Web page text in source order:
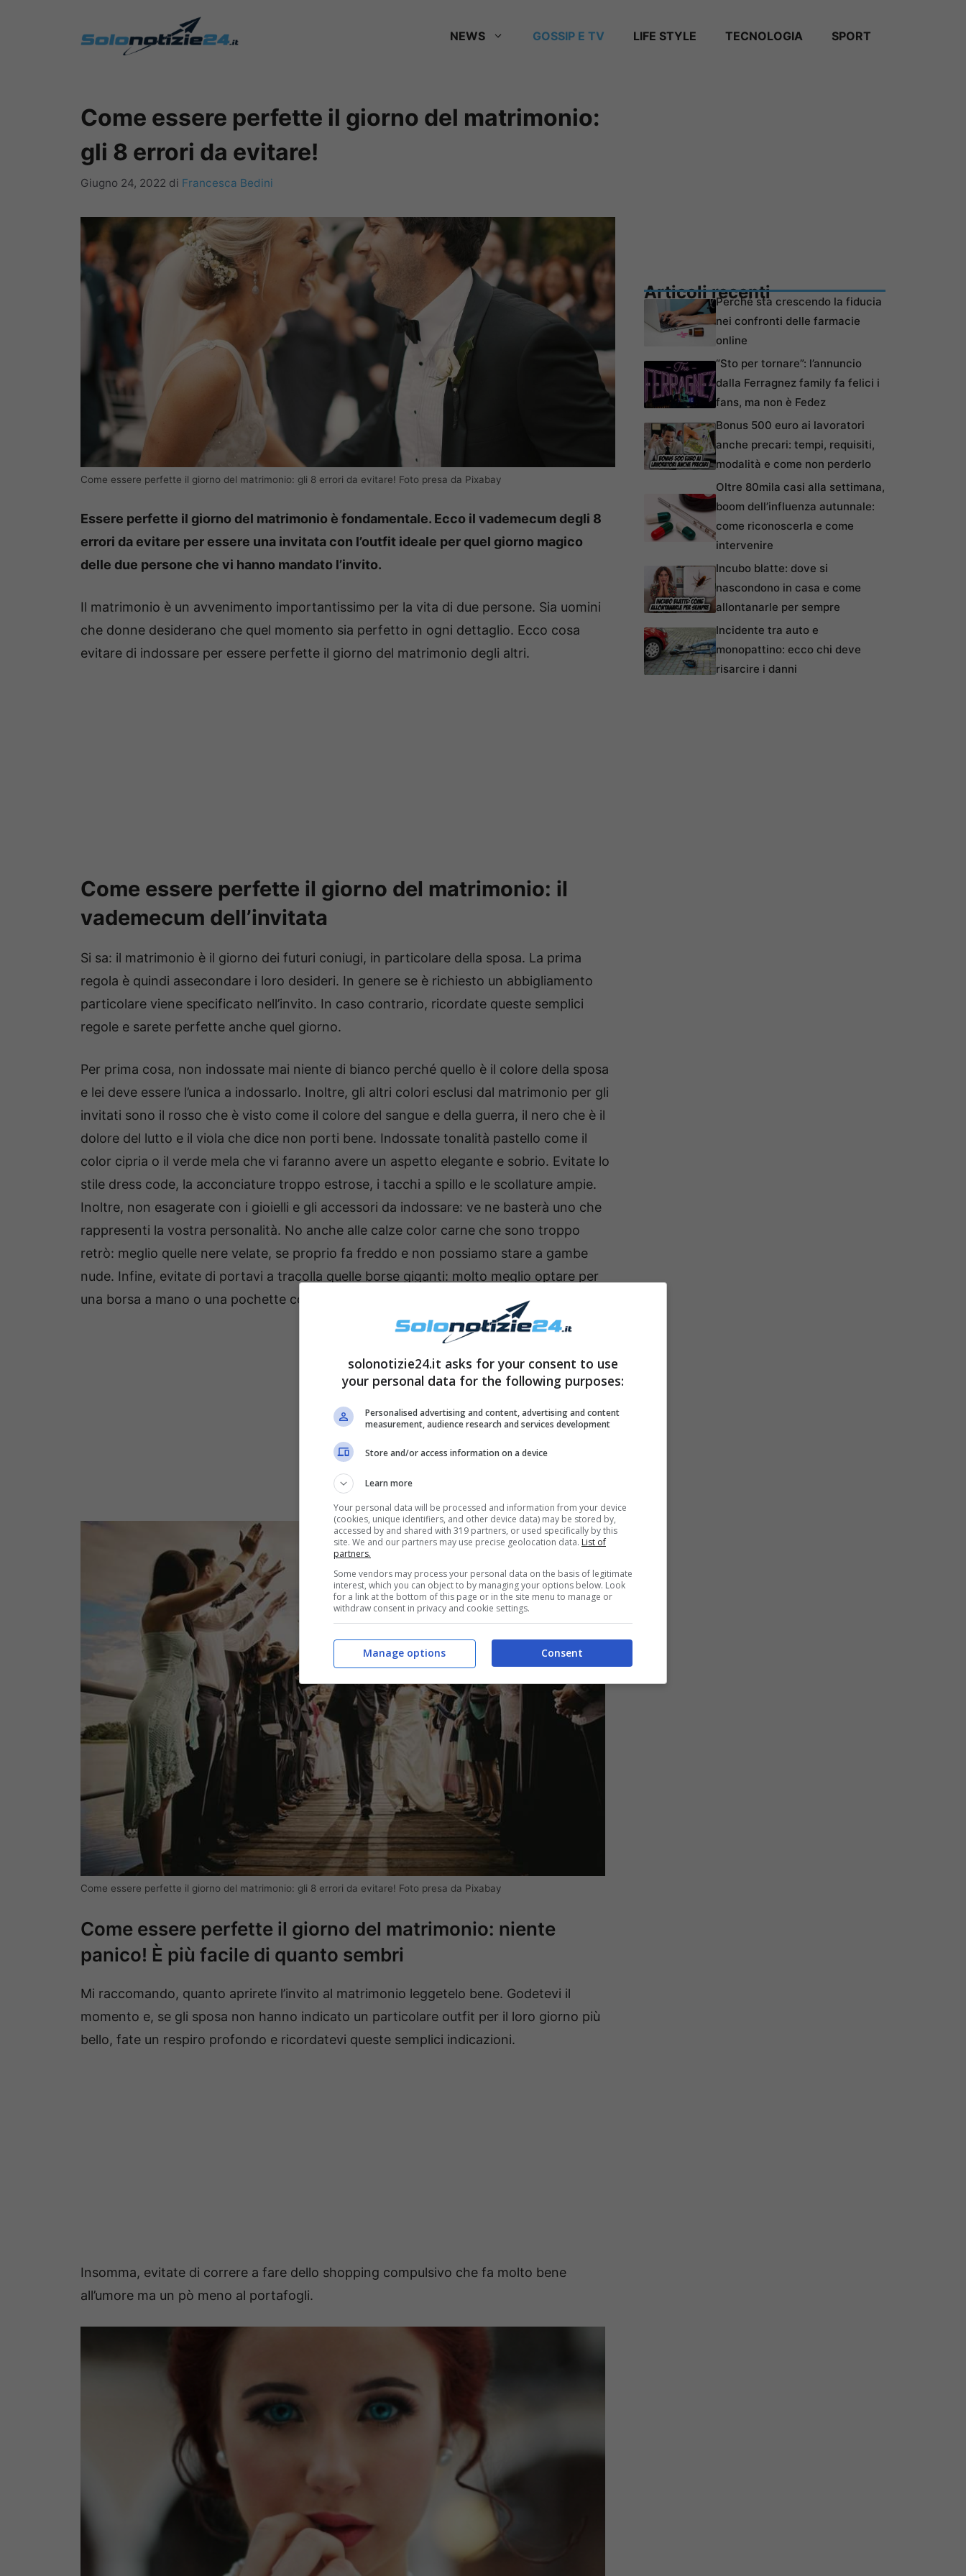
NEWS GOSSIP E TV LIFE STYLE TECNOLOGIA SPORT
Come essere perfette il giorno del matrimonio:
gli 8 errori da evitare!
Giugno 24, 2022 di Francesca Bedini
Come essere perfette il giorno del matrimonio: gli 8 errori da evitare! Foto presa da Pixabay
Essere perfette il giorno del matrimonio è fondamentale. Ecco il vademecum degli 8
errori da evitare per essere una invitata con l’outfit ideale per quel giorno magico
delle due persone che vi hanno mandato l’invito.
Il matrimonio è un avvenimento importantissimo per la vita di due persone. Sia uomini
che donne desiderano che quel momento sia perfetto in ogni dettaglio. Ecco cosa
evitare di indossare per essere perfette il giorno del matrimonio degli altri.
Come essere perfette il giorno del matrimonio: il
vademecum dell’invitata
Si sa: il matrimonio è il giorno dei futuri coniugi, in particolare della sposa. La prima
regola è quindi assecondare i loro desideri. In genere se è richiesto un abbigliamento
particolare viene specificato nell’invito. In caso contrario, ricordate queste semplici
regole e sarete perfette anche quel giorno.
Per prima cosa, non indossate mai niente di bianco perché quello è il colore della sposa
e lei deve essere l’unica a indossarlo. Inoltre, gli altri colori esclusi dal matrimonio per gli
invitati sono il rosso che è visto come il colore del sangue e della guerra, il nero che è il
dolore del lutto e il viola che dice non porti bene. Indossate tonalità pastello come il
color cipria o il verde mela che vi faranno avere un aspetto elegante e sobrio. Evitate lo
stile dress code, la acconciature troppo estrose, i tacchi a spillo e le scollature ampie.
Inoltre, non esagerate con i gioielli e gli accessori da indossare: ve ne basterà uno che
rappresenti la vostra personalità. No anche alle calze color carne che sono troppo
retrò: meglio quelle nere velate, se proprio fa freddo e non possiamo stare a gambe
nude. Infine, evitate di portavi a tracolla quelle borse giganti: molto meglio optare per
una borsa a mano o una pochette colorata.
Come essere perfette il giorno del matrimonio: gli 8 errori da evitare! Foto presa da Pixabay
Come essere perfette il giorno del matrimonio: niente
panico! È più facile di quanto sembri
Mi raccomando, quanto aprirete l’invito al matrimonio leggetelo bene. Godetevi il
momento e, se gli sposa non hanno indicato un particolare outfit per il loro giorno più
bello, fate un respiro profondo e ricordatevi queste semplici indicazioni.
Insomma, evitate di correre a fare dello shopping compulsivo che fa molto bene
all’umore ma un pò meno al portafogli.
Articoli recentiPerché sta crescendo la fiducia
nei confronti delle farmacie
online
“Sto per tornare”: l’annuncio
dalla Ferragnez family fa felici i
fans, ma non è Fedez
Bonus 500 euro ai lavoratori
anche precari: tempi, requisiti,
modalità e come non perderlo
Oltre 80mila casi alla settimana,
boom dell’influenza autunnale:
come riconoscerla e come
intervenire
Incubo blatte: dove si
nascondono in casa e come
allontanarle per sempre
Incidente tra auto e
monopattino: ecco chi deve
risarcire i danni
solonotizie24.it asks for your consent to use
your personal data for the following purposes:
Personalised advertising and content, advertising and content
measurement, audience research and services development
Store and/or access information on a device
Learn more
Your personal data will be processed and information from your device
(cookies, unique identifiers, and other device data) may be stored by,
accessed by and shared with 319 partners, or used specifically by this
site. We and our partners may use precise geolocation data. List of
partners.
Some vendors may process your personal data on the basis of legitimate
interest, which you can object to by managing your options below. Look
for a link at the bottom of this page or in the site menu to manage or
withdraw consent in privacy and cookie settings.
Consent
Manage options